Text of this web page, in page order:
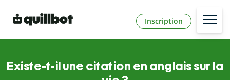
Inscription
Existe-t-il une citation en anglais sur la